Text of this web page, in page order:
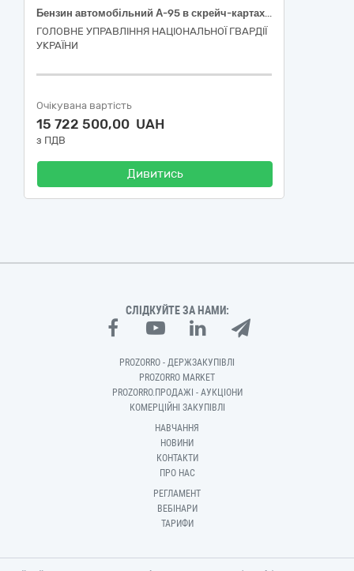
Бензин автомобільний А-95 в скрейч-картах (паливних) – Євро-5 Е5(Е0)
ГОЛОВНЕ УПРАВЛІННЯ НАЦІОНАЛЬНОЇ ГВАРДІЇ
УКРАЇНИ
Очікувана вартість
15 722 500,00 UAH
з ПДВ
Дивитись
СЛІДКУЙТЕ ЗА НАМИ:
PROZORRO - ДЕРЖЗАКУПІВЛІ
PROZORRO MARKET
PROZORRO.ПРОДАЖІ - АУКЦІОНИ
КОМЕРЦІЙНІ ЗАКУПІВЛІ
НАВЧАННЯ
НОВИНИ
КОНТАКТИ
ПРО НАС
РЕГЛАМЕНТ
ВЕБІНАРИ
ТАРИФИ